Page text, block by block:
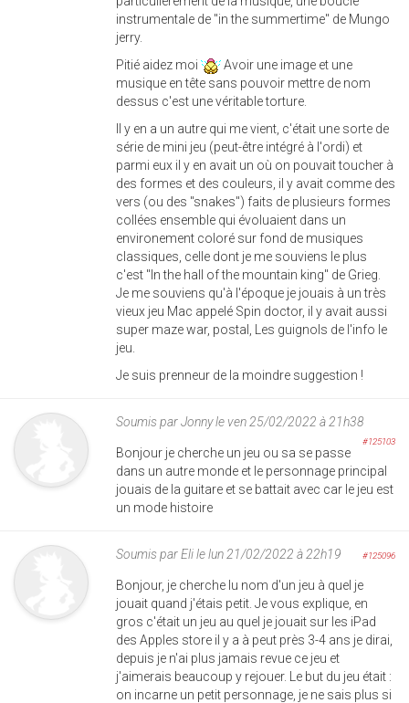
instrumentale de "in the summertime" de Mungo
jerry.
Pitié aidez moi
Avoir une image et une
musique en tête sans pouvoir mettre de nom
dessus c'est une véritable torture.
Il y en a un autre qui me vient, c'était une sorte de
série de mini jeu (peut-être intégré à l'ordi) et
parmi eux il y en avait un où on pouvait toucher à
des formes et des couleurs, il y avait comme des
vers (ou des "snakes") faits de plusieurs formes
collées ensemble qui évoluaient dans un
environement coloré sur fond de musiques
classiques, celle dont je me souviens le plus
c'est "In the hall of the mountain king" de Grieg.
Je me souviens qu'à l'époque je jouais à un très
vieux jeu Mac appelé Spin doctor, il y avait aussi
super maze war, postal, Les guignols de l'info le
jeu.
Je suis prenneur de la moindre suggestion !
Soumis parJonnyle ven 25/02/2022 à 21h38
#125103
Bonjour je cherche un jeu ou sa se passe
dans un autre monde et le personnage principal
jouais de la guitare et se battait avec car le jeu est
un mode histoire
Soumis parElile lun 21/02/2022 à 22h19 #125096
Bonjour, je cherche lu nom d'un jeu à quel je
jouait quand j'étais petit. Je vous explique, en
gros c'était un jeu au quel je jouait sur les iPad
des Apples store il y a à peut près 3-4 ans je dirai,
depuis je n'ai plus jamais revue ce jeu et
j'aimerais beaucoup y rejouer. Le but du jeu était :
on incarne un petit personnage, je ne sais plus si